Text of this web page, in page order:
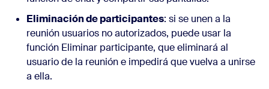
Eliminación de participantes: si se unen a la
reunión usuarios no autorizados, puede usar la
función Eliminar participante, que eliminará al
usuario de la reunión e impedirá que vuelva a unirse
a ella.